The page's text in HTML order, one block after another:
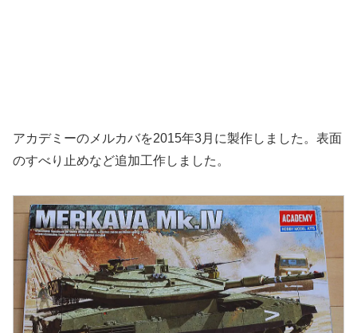
アカデミーのメルカバを2015年3月に製作しました。表面
のすべり止めなど追加工作しました。